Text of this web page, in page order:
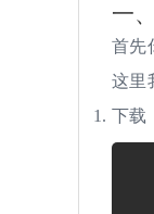
一、
首先
这里
下载